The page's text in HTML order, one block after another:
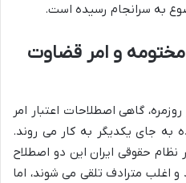
به سرانجام رسیده است.
مختومه و امر قضاوت
گاهی اصطلاحات اعتبار امر
به جای یکدیگر به کار می روند.
نظام حقوقی ایران این دو اصطلاح
و اغلب مترادف تلقی می شوند، اما